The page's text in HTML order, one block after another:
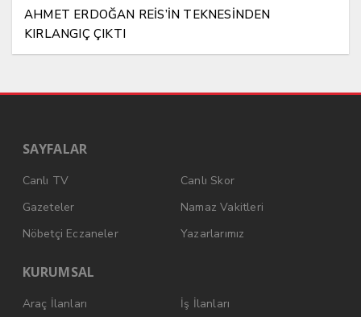
AHMET ERDOĞAN REİS’İN TEKNESİNDEN
KIRLANGIÇ ÇIKTI
SAYFALAR
Canlı TV
Canlı Skor
Gazeteler
Namaz Vakitleri
Nöbetçi Eczaneler
Yazarlarımız
KURUMSAL
Araç İlanları
İş İlanları